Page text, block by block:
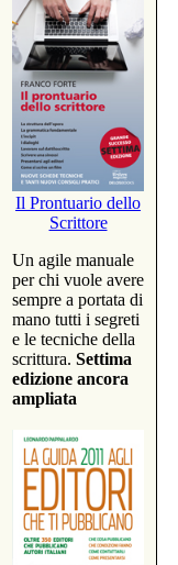
Il Prontuario dello
Scrittore
Un agile manuale
per chi vuole avere
sempre a portata di
mano tutti i segreti
e le tecniche della
scrittura. Settima
edizione ancora
ampliata